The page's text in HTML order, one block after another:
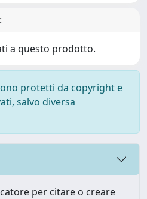
a questo prodotto.
protetti da copyright e
salvo diversa
per citare o creare